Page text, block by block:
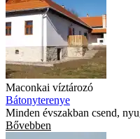
Maconkai víztározó
Bátonyterenye
Minden évszakban csend,
Bővebben